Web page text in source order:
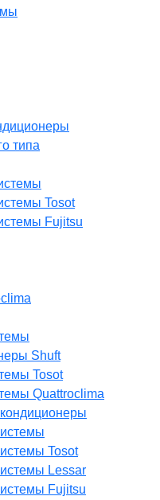
типа
Tosot
Fujitsu
Shuft
Tosot
Quattroclima
Tosot
Lessar
Fujitsu